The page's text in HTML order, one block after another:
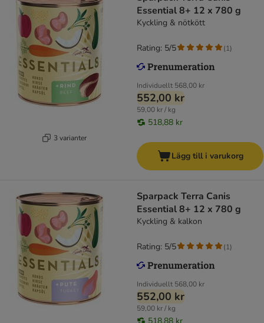
3 varianter
Essential 8+ 12 x 780 g
Kyckling & nötkött
Individuellt 568,00 kr
552,00 kr
59,00 kr / kg
518,88 kr
Rating: 5/5 (1)
Lägg till i varukorg
Sparpack Terra Canis
Essential 8+ 12 x 780 g
Kyckling & kalkon
Individuellt 568,00 kr
552,00 kr
59,00 kr / kg
Rating: 5/5 (1)